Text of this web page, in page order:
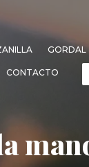
GORDAL
CONTACTO